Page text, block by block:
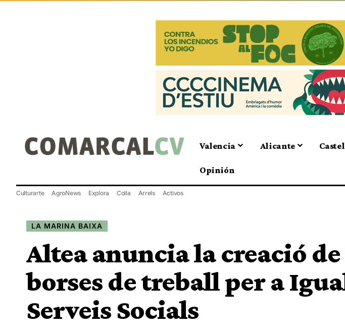
Valencia Alicante
Opinión
Culturarte AgroNews Explora Colla Arrels Activos
LA MARINA BAIXA
Altea anuncia la creació
borses de treball per a
Serveis Socials